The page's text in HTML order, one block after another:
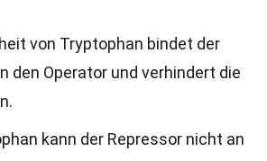
von Tryptophan bindet der
den Operator und verhindert die
kann der Repressor nicht an